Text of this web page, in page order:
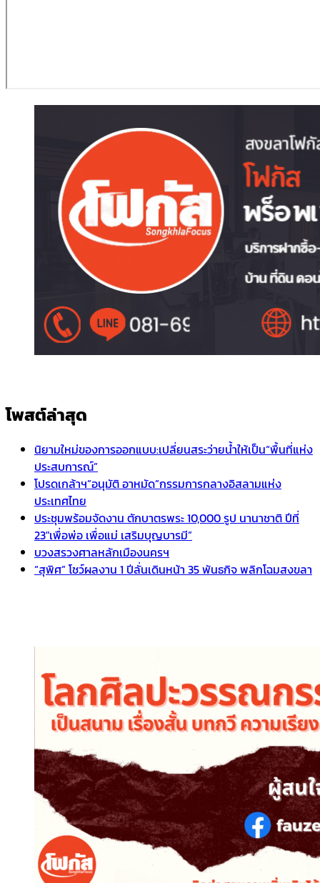
โพสต์ล่าสุด
นิยามใหม่ของการออกแบบ:เปลี่ยนสระว่ายน้ำให้เป็น“พื้นที่แห่ง
ประสบการณ์”
โปรดเกล้าฯ”อนุมัติ อาหมัด”กรรมการกลางอิสลามแห่ง
ประเทศไทย
ประชุมพร้อมจัดงาน ตักบาตรพระ 10,000 รูป นานาชาติ ปีที่
23″เพื่อพ่อ เพื่อแม่ เสริมบุญบารมี”
บวงสรวงศาลหลักเมืองนครฯ
“สุพิศ” โชว์ผลงาน 1 ปีลั่นเดินหน้า 35 พันธกิจ พลิกโฉมสงขลา